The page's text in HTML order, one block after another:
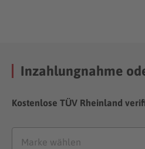
Inzahlungnahme
Kostenlose TÜV Rheinland